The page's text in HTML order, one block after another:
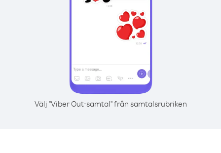
Välj "Viber Out-samtal" från samtalsrubriken